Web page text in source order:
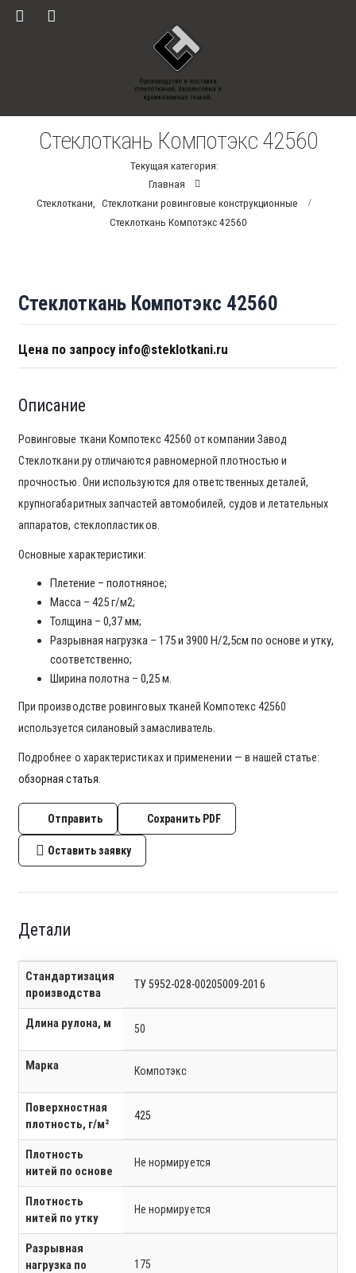
Стеклоткань Компотэкс 42560
Текущая категория:
Главная
Стеклоткани
Стеклоткани ровинговые конструкционные
Стеклоткань Компотэкс 42560
Стеклоткань Компотэкс 42560
Цена по запросу info@steklotkani.ru
Описание
Ровинговые ткани Компотекс 42560 от компании Завод
Стеклоткани.ру отличаются равномерной плотностью и
прочностью. Они используются для ответственных деталей,
крупногабаритных запчастей автомобилей, судов и летательных
аппаратов, стеклопластиков.
Основные характеристики:
Плетение – полотняное;
Масса – 425 г/м2;
Толщина – 0,37 мм;
Разрывная нагрузка – 175 и 3900 Н/2,5см по основе и утку,
соответственно;
Ширина полотна – 0,25 м.
При производстве ровинговых тканей Компотекс 42560
используется силановый замасливатель.
Подробнее о характеристиках и применении — в нашей статье:
обзорная статья
Отправить Сохранить PDF
Оставить заявку
Детали
Стандартизация
производства
ТУ 5952-028-00205009-2016
Длина рулона, м 50
Марка Компотэкс
Поверхностная
плотность, г/м²
425
Плотность
нитей по основе
Не нормируется
Плотность
нитей по утку
Не нормируется
Разрывная
нагрузка по
175